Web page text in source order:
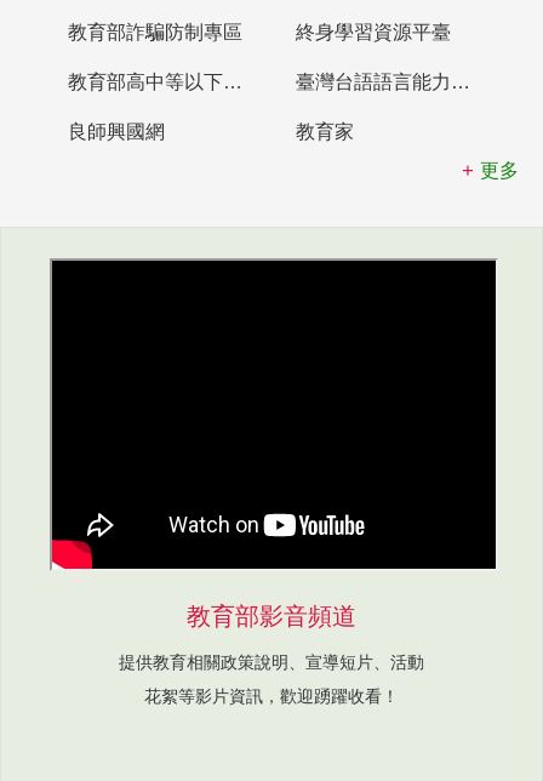
教育部詐騙防制專區 終身學習資源平臺
教育部高中等以下學校及幼兒園教師資格檢定考試 臺灣台語語言能力認證網站
良師興國網
教育家
更多
教育部影音頻道
提供教育相關政策說明、宣導短片、活動
花絮等影片資訊，歡迎踴躍收看！